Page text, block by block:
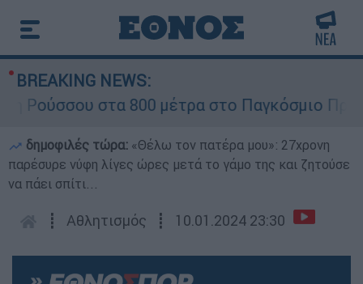
BREAKING NEWS:
στα 800 μέτρα στο Παγκόσμιο
δημοφιλές τώρα: «Θέλω τον πατέρα μου»: 27χρονη
παρέσυρε νύφη λίγες ώρες μετά το γάμο της και ζητούσε
να πάει σπίτι...
┋ Αθλητισμός ┋ 10.01.2024 23:30